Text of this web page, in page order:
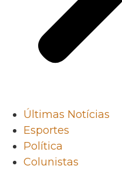
Últimas Notícias
Esportes
Política
Colunistas